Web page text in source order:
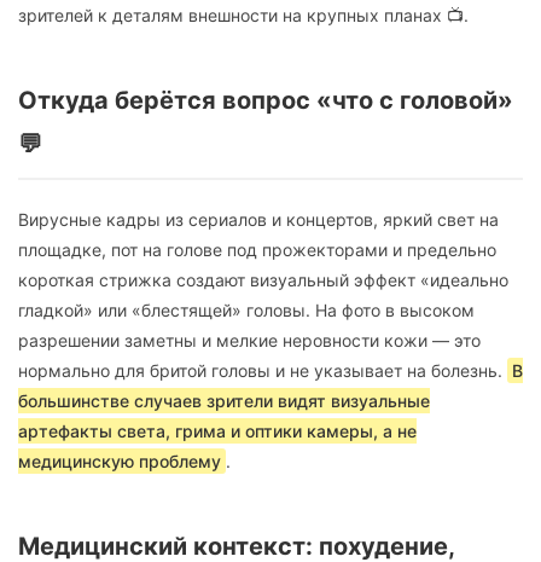
зрителей к деталям внешности на крупных планах 📺.
Откуда берётся вопрос «что с головой»
💬
Вирусные кадры из сериалов и концертов, яркий свет на
площадке, пот на голове под прожекторами и предельно
короткая стрижка создают визуальный эффект «идеально
гладкой» или «блестящей» головы. На фото в высоком
разрешении заметны и мелкие неровности кожи — это
нормально для бритой головы и не указывает на болезнь. В
большинстве случаев зрители видят визуальные
артефакты света, грима и оптики камеры, а не
медицинскую проблему .
Медицинский контекст: похудение,